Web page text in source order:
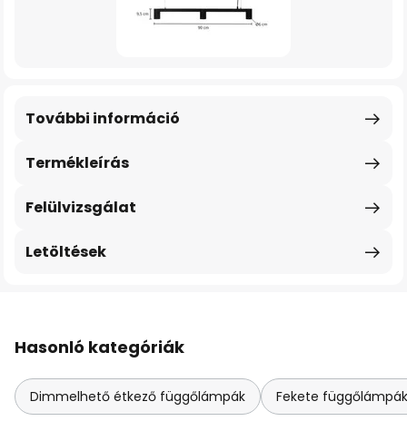
Termékleírás
További információ
Felülvizsgálat
Letöltések
Hasonló kategóriák
Dimmelhető étkező függőlámpák Fekete